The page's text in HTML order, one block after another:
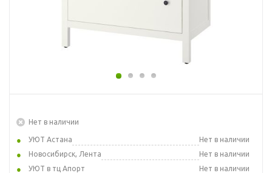
Нет в наличии
УЮТ Астана
Нет в наличии
Новосибирск, Лента
Нет в наличии
УЮТ в тц Апорт
Нет в наличии